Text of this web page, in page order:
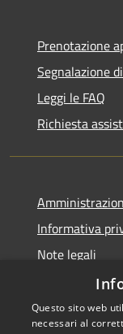
Prenotazione
Segnalazione
Leggi le FAQ
Richiesta
Informativa
Note legali
Dichiarazione
Questo sito web
necessari al